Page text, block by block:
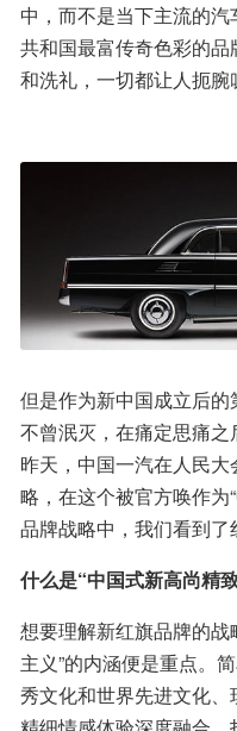
中，而不是当下主流的
共和国最富传奇色彩的
和洗礼，一切都让人扼腕
但是作为新中国成立后
不曾泯灭，在痛定思痛
昨天，中国一汽在人民
略，在这个被官方唤作为
品牌战略中，我们看到了
什么是“中国式新高尚精
想要理解新红旗品牌的
主义”的内涵便是重点。
秀文化和世界先进文化、